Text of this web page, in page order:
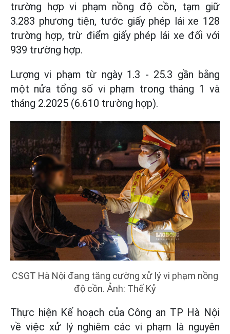
trường hợp vi phạm nồng độ cồn, tạm giữ
3.283 phương tiện, tước giấy phép lái xe 128
trường hợp, trừ điểm giấy phép lái xe đối với
939 trường hợp.
Lượng vi phạm từ ngày 1.3 - 25.3 gần bằng
một nửa tổng số vi phạm trong tháng 1 và
tháng 2.2025 (6.610 trường hợp).
CSGT Hà Nội đang tăng cường xử lý vi phạm nồng
độ cồn. Ảnh: Thế Kỷ
Thực hiện Kế hoạch của Công an TP Hà Nội
về việc xử lý nghiêm các vi phạm là nguyên